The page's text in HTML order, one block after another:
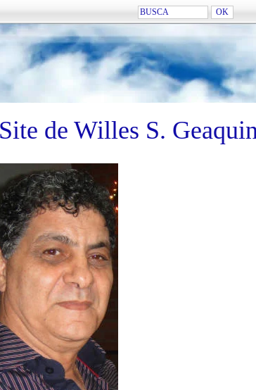
Site de Willes S.